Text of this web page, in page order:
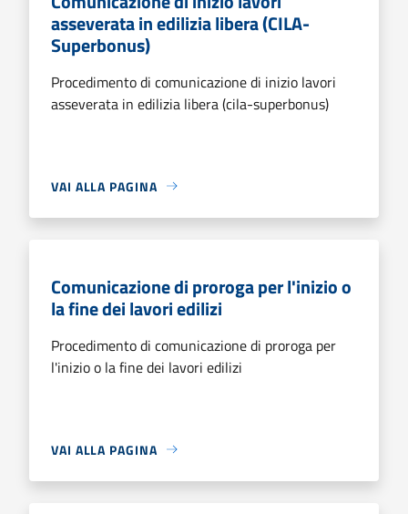
asseverata in edilizia libera (CILA-
Superbonus)
Procedimento di comunicazione di inizio lavori
asseverata in edilizia libera (cila-superbonus)
VAI ALLA PAGINA
Comunicazione di proroga per l'inizio o
la fine dei lavori edilizi
Procedimento di comunicazione di proroga per
l'inizio o la fine dei lavori edilizi
VAI ALLA PAGINA